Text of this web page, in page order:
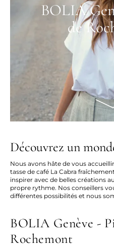
BOLIA
de
Découvrez un
Nous avons hâte de vous
tasse de café La Cabra
inspirer avec de belles créations
propre rythme. Nos conseillers
différentes possibilités et nous
BOLIA Genève -
Rochemont